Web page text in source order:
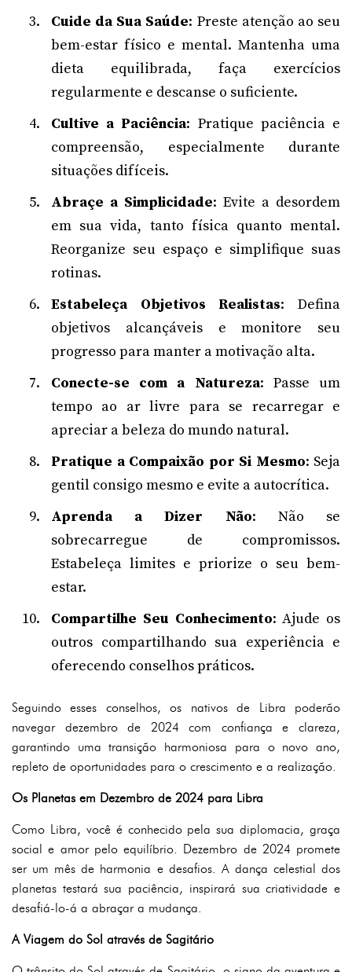
Cuide da Sua Saúde: Preste atenção ao seu
bem-estar físico e mental. Mantenha uma
dieta equilibrada, faça exercícios
regularmente e descanse o suficiente.
Cultive a Paciência: Pratique paciência e
compreensão, especialmente durante
situações difíceis.
Abraçe a Simplicidade: Evite a desordem
em sua vida, tanto física quanto mental.
Reorganize seu espaço e simplifique suas
rotinas.
Estabeleça Objetivos Realistas: Defina
objetivos alcançáveis e monitore seu
progresso para manter a motivação alta.
Conecte-se com a Natureza: Passe um
tempo ao ar livre para se recarregar e
apreciar a beleza do mundo natural.
Pratique a Compaixão por Si Mesmo: Seja
gentil consigo mesmo e evite a autocrítica.
Aprenda a Dizer Não: Não se
sobrecarregue de compromissos.
Estabeleça limites e priorize o seu bem-
estar.
Compartilhe Seu Conhecimento: Ajude os
outros compartilhando sua experiência e
oferecendo conselhos práticos.
Seguindo esses conselhos, os nativos de Libra poderão
navegar dezembro de 2024 com confiança e clareza,
garantindo uma transição harmoniosa para o novo ano,
repleto de oportunidades para o crescimento e a realização.
Os Planetas em Dezembro de 2024 para Libra
Como Libra, você é conhecido pela sua diplomacia, graça
social e amor pelo equilíbrio. Dezembro de 2024 promete
ser um mês de harmonia e desafios. A dança celestial dos
planetas testará sua paciência, inspirará sua criatividade e
desafiá-lo-á a abraçar a mudança.
A Viagem do Sol através de Sagitário